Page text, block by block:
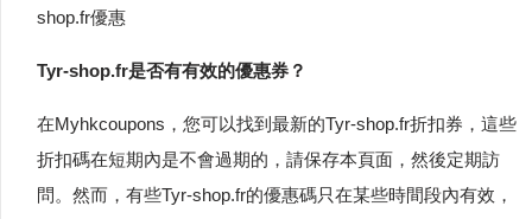
shop.fr優惠
Tyr-shop.fr是否有有效的優惠券？
在Myhkcoupons，您可以找到最新的Tyr-shop.fr折扣券，這些
折扣碼在短期內是不會過期的，請保存本頁面，然後定期訪
問。然而，有些Tyr-shop.fr的優惠碼只在某些時間段內有效，